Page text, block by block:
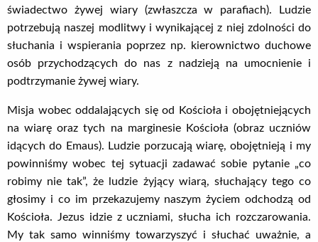
świadectwo żywej wiary (zwłaszcza w parafiach). Ludzie
potrzebują naszej modlitwy i wynikającej z niej zdolności do
słuchania i wspierania poprzez np. kierownictwo duchowe
osób przychodzących do nas z nadzieją na umocnienie i
podtrzymanie żywej wiary.
Misja wobec oddalających się od Kościoła i obojętniejących
na wiarę oraz tych na marginesie Kościoła (obraz uczniów
idących do Emaus). Ludzie porzucają wiarę, obojętnieją i my
powinniśmy wobec tej sytuacji zadawać sobie pytanie „co
robimy nie tak”, że ludzie żyjący wiarą, słuchający tego co
głosimy i co im przekazujemy naszym życiem odchodzą od
Kościoła. Jezus idzie z uczniami, słucha ich rozczarowania.
My tak samo winniśmy towarzyszyć i słuchać uważnie, a